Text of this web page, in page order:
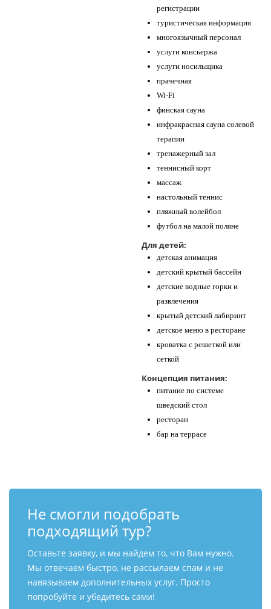
регистрации
туристическая информация
многоязычный персонал
услуги консьержа
услуги носильщика
прачечная
Wi-Fi
финская сауна
инфракрасная сауна солевой
терапии
тренажерный зал
теннисный корт
массаж
настольный теннис
пляжный волейбол
футбол на малой поляне
Для детей:
детская анимация
детский крытый бассейн
детские водные горки и
развлечения
крытый детский лабиринт
детское меню в ресторане
кроватка с решеткой или
сеткой
Концепция питания:
питание по системе
шведский стол
ресторан
бар на террасе
Не смогли подобрать
подходящий тур?
Оставьте заявку, и мы найдем то, что Вам нужно.
Мы отвечаем быстро, не рассылаем спам и не
навязываем дополнительных услуг. Просто
попробуйте и убедитесь сами!